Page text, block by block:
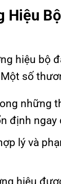
Hiệu
hiệu bộ
số
những
định
lý và
hiệu